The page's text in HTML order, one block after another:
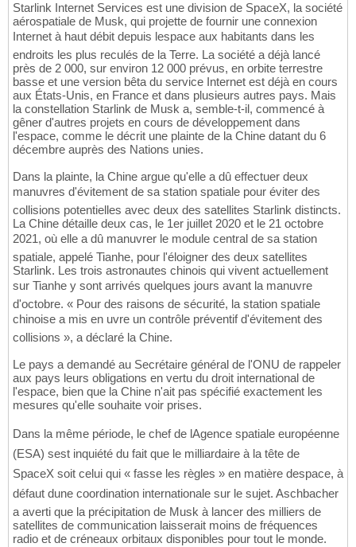
Starlink Internet Services est une division de SpaceX, la société
aérospatiale de Musk, qui projette de fournir une connexion
Internet à haut débit depuis lespace aux habitants dans les
endroits les plus reculés de la Terre. La société a déjà lancé
près de 2 000, sur environ 12 000 prévus, en orbite terrestre
basse et une version bêta du service Internet est déjà en cours
aux États-Unis, en France et dans plusieurs autres pays. Mais
la constellation Starlink de Musk a, semble-t-il, commencé à
gêner d'autres projets en cours de développement dans
l'espace, comme le décrit une plainte de la Chine datant du 6
décembre auprès des Nations unies.
Dans la plainte, la Chine argue qu'elle a dû effectuer deux
manuvres d'évitement de sa station spatiale pour éviter des
collisions potentielles avec deux des satellites Starlink distincts.
La Chine détaille deux cas, le 1er juillet 2020 et le 21 octobre
2021, où elle a dû manuvrer le module central de sa station
spatiale, appelé Tianhe, pour l'éloigner des deux satellites
Starlink. Les trois astronautes chinois qui vivent actuellement
sur Tianhe y sont arrivés quelques jours avant la manuvre
d'octobre. « Pour des raisons de sécurité, la station spatiale
chinoise a mis en uvre un contrôle préventif d'évitement des
collisions », a déclaré la Chine.
Le pays a demandé au Secrétaire général de l'ONU de rappeler
aux pays leurs obligations en vertu du droit international de
l'espace, bien que la Chine n'ait pas spécifié exactement les
mesures qu'elle souhaite voir prises.
Dans la même période, le chef de lAgence spatiale européenne
(ESA) sest inquiété du fait que le milliardaire à la tête de
SpaceX soit celui qui « fasse les règles » en matière despace, à
défaut dune coordination internationale sur le sujet. Aschbacher
a averti que la précipitation de Musk à lancer des milliers de
satellites de communication laisserait moins de fréquences
radio et de créneaux orbitaux disponibles pour tout le monde.